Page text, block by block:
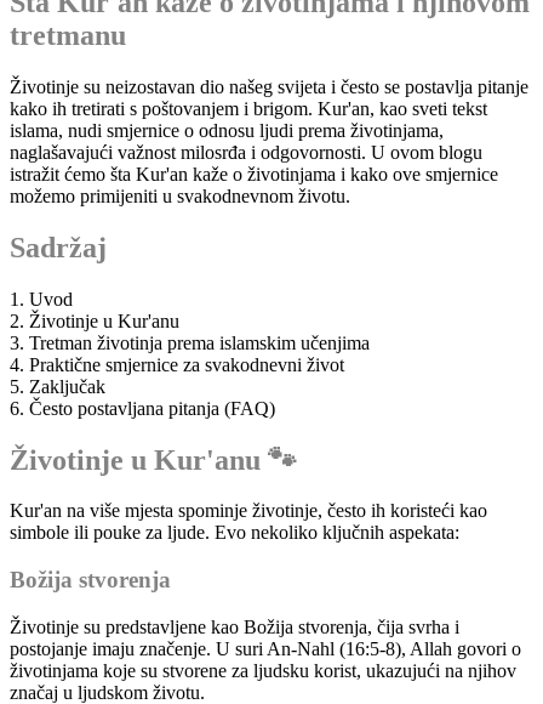
tretmanu
Životinje su neizostavan dio našeg svijeta i često se postavlja pitanje
kako ih tretirati s poštovanjem i brigom. Kur'an, kao sveti tekst
islama, nudi smjernice o odnosu ljudi prema životinjama,
naglašavajući važnost milosrđa i odgovornosti. U ovom blogu
istražit ćemo šta Kur'an kaže o životinjama i kako ove smjernice
možemo primijeniti u svakodnevnom životu.
Sadržaj
1. Uvod
2. Životinje u Kur'anu
3. Tretman životinja prema islamskim učenjima
4. Praktične smjernice za svakodnevni život
5. Zaključak
6. Često postavljana pitanja (FAQ)
Životinje u Kur'anu 🐾
Kur'an na više mjesta spominje životinje, često ih koristeći kao
simbole ili pouke za ljude. Evo nekoliko ključnih aspekata:
Božija stvorenja
Životinje su predstavljene kao Božija stvorenja, čija svrha i
postojanje imaju značenje. U suri An-Nahl (16:5-8), Allah govori o
životinjama koje su stvorene za ljudsku korist, ukazujući na njihov
značaj u ljudskom životu.